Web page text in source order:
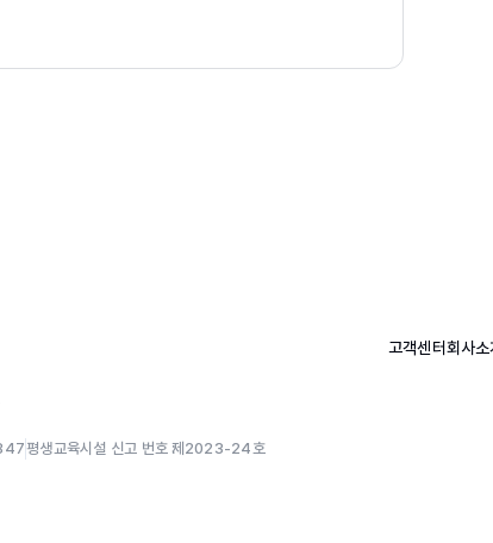
브리드 서비스 구축
구성
고객센터회사소
평생교육시설 신고 번호 :제2023-24호